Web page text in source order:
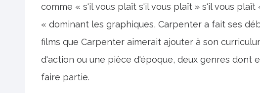
comme « s'il vous plaît s'il vous plaît » s'il vous
« dominant les graphiques, Carpenter a fait ses
films que Carpenter aimerait ajouter à son
d'action ou une pièce d'époque, deux genres dont
faire partie.